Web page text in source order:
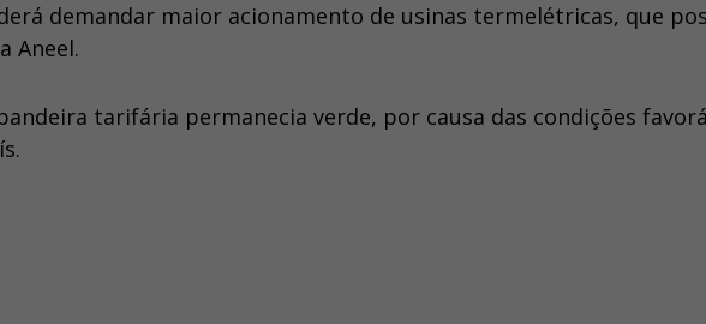
demandar maior acionamento de usinas termelétricas, que
Aneel.
tarifária permanecia verde, por causa das condições